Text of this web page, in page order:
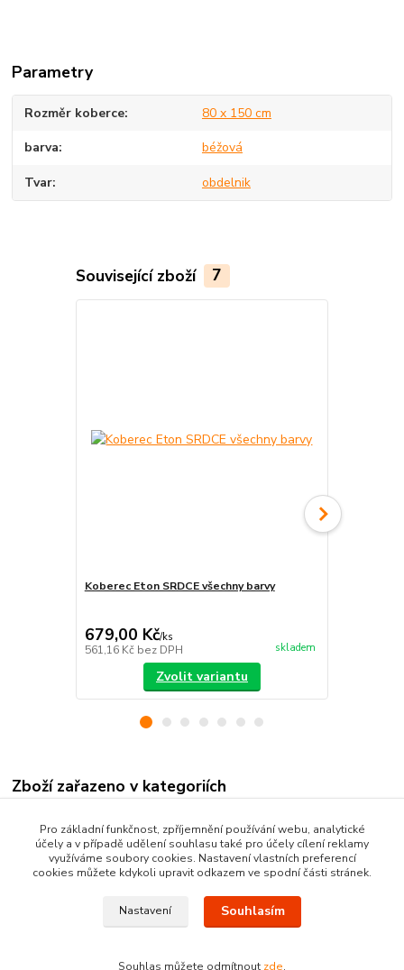
Parametry
Rozměr koberce 80 x 150 cm
barva béžová
Tvar obdelnik
Související zboží 7
Koberec Eton SRDCE všechny barvy
679,00 Kč/ks
561,16 Kč bez DPH skladem
Zvolit variantu
Zboží zařazeno v kategoriích
Moderní kusové koberce
Pro základní funkčnost, zpříjemnění používání webu, analytické
účely a v případě udělení souhlasu také pro účely cílení reklamy
využíváme soubory cookies. Nastavení vlastních preferencí
cookies můžete kdykoli upravit odkazem ve spodní části stránek.
Nastavení Souhlasím
Souhlas můžete odmítnout zde.